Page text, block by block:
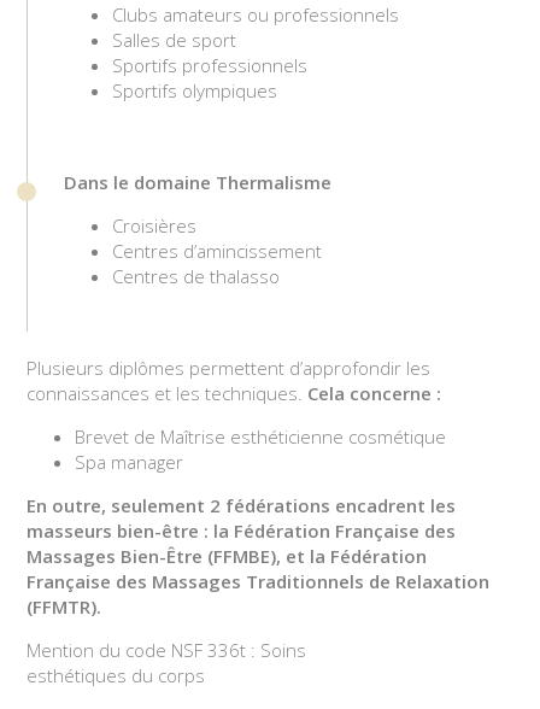
Clubs amateurs ou professionnels
Salles de sport
Sportifs professionnels
Sportifs olympiques
Dans le domaine Thermalisme
Croisières
Centres d’amincissement
Centres de thalasso
Plusieurs diplômes permettent d’approfondir les
connaissances et les techniques. Cela concerne :
Brevet de Maîtrise esthéticienne cosmétique
Spa manager
En outre, seulement 2 fédérations encadrent les
masseurs bien-être : la Fédération Française des
Massages Bien-Être (FFMBE), et la Fédération
Française des Massages Traditionnels de Relaxation
(FFMTR).
Mention du code NSF 336t : Soins
esthétiques du corps